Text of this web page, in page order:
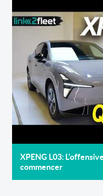
XPENG L03:
commencer